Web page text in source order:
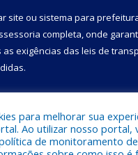
site ou sistema para
completa, onde
exigências das leis de
para melhorar sua
Ao utilizar nosso portal,
de monitoramento